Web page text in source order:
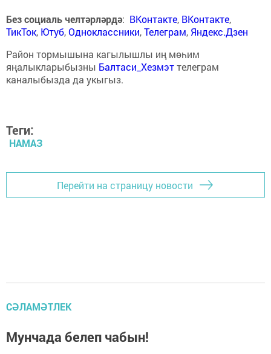
Без социаль челтәрләрдә: ВКонтакте, ВКонтакте,
ТикТок, Ютуб,Одноклассники,Телеграм, Яндекс.Дзен
Район тормышына кагылышлы иң мөһим
яңалыкларыбызны Балтаси_Хезмэттелеграм
каналыбызда да укыгыз.
Теги:
НАМАЗ
Перейти на страницу новости
СӘЛАМӘТЛЕК
Мунчада белеп чабын!